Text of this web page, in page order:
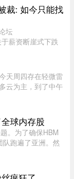
户家庭在扣除开支
而且 ...
裁: 如今只能找
坛
薪资断崖式下跌
前的年薪高达30
却无奈地发现，同
天周四存在轻微雷
云为主，到了中午
球内存股
。为了确保HBM
跑遍了亚洲。然
料， ...